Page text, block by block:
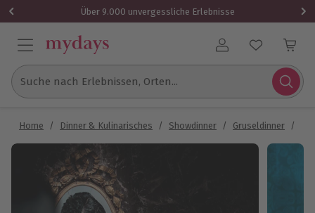
Über 9.000 unvergessliche Erlebnisse
Benutzerkonto
Suche nach Erlebnissen, Orten...
Home / Dinner & Kulinarisches / Showdinner / Gruseldinner /